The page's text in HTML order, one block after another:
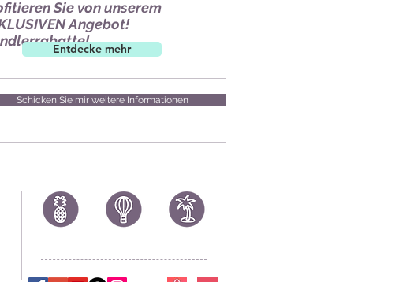
Sie von unserem
Angebot!
Entdecke mehr
Schicken Sie mir weitere Informationen